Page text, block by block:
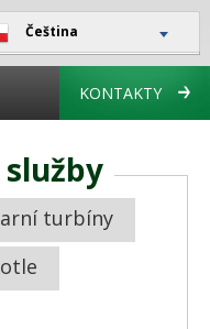
Čeština
KONTAKTY
turbíny